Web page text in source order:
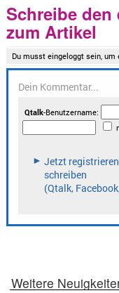
Schreibe den
zum Artikel
Weitere